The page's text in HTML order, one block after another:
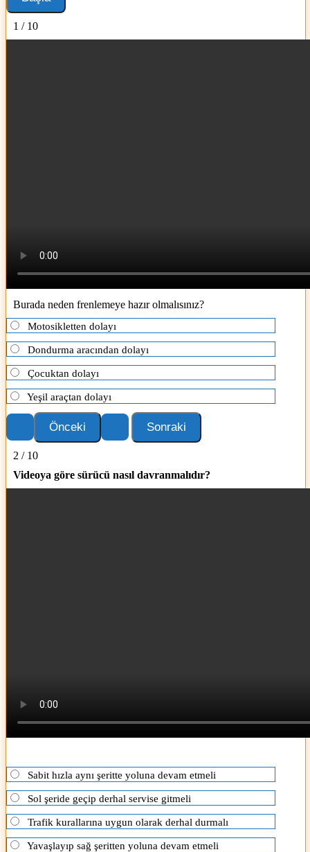
1 / 10
Burada neden frenlemeye hazır olmalısınız?
Motosikletten dolayı
Dondurma aracından dolayı
Çocuktan dolayı
Yeşil araçtan dolayı
2 / 10
Videoya göre sürücü nasıl davranmalıdır?
Sabit hızla aynı şeritte yoluna devam etmeli
Sol şeride geçip derhal servise gitmeli
Trafik kurallarına uygun olarak derhal durmalı
Yavaşlayıp sağ şeritten yoluna devam etmeli